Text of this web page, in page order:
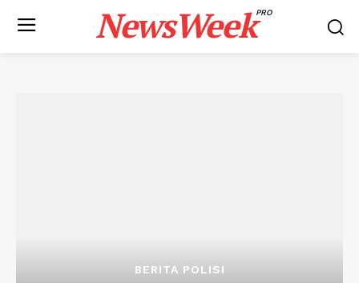
NewsWeekPRO
BERITA POLISI